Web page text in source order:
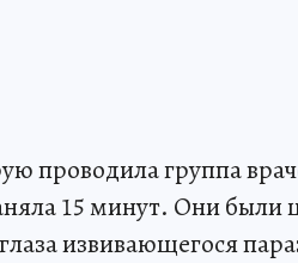
проводила группа
15 минут. Они были
извивающегося